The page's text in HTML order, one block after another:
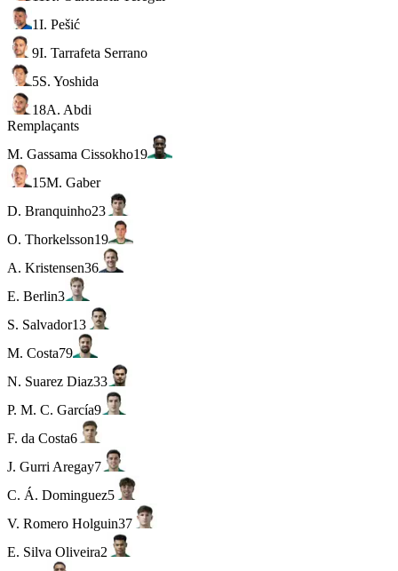
1I. Pešić
9I. Tarrafeta Serrano
5S. Yoshida
18A. Abdi
Remplaçants
M. Gassama Cissokho19
15M. Gaber
D. Branquinho23
O. Thorkelsson19
A. Kristensen36
E. Berlin3
S. Salvador13
M. Costa79
N. Suarez Diaz33
P. M. C. García9
F. da Costa6
J. Gurri Aregay7
C. Á. Dominguez5
V. Romero Holguin37
E. Silva Oliveira2